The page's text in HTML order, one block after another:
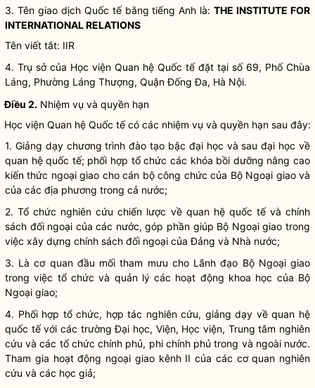
3. Tên giao dịch Quốc tế bằng tiếng Anh là:THE INSTITUTE FOR
INTERNATIONAL RELATIONS
Tên viết tắt: IIR
4. Trụ sở của Học viện Quan hệ Quốc tế đặt tại số 69, Phố Chùa
Láng, Phường Láng Thượng, Quận Đống Đa, Hà Nội.
Điều 2. Nhiệm vụ và quyền hạn
Học viện Quan hệ Quốc tế có các nhiệm vụ và quyền hạn sau đây:
1. Giảng dạy chương trình đào tạo bậc đại học và sau đại học về
quan hệ quốc tế; phối hợp tổ chức các khóa bồi dưỡng nâng cao
kiến thức ngoại giao cho cán bộ công chức của Bộ Ngoại giao và
của các địa phương trong cả nước;
2. Tổ chức nghiên cứu chiến lược về quan hệ quốc tế và chính
sách đối ngoại của các nước, góp phần giúp Bộ Ngoại giao trong
việc xây dựng chính sách đối ngoại của Đảng và Nhà nước;
3. Là cơ quan đầu mối tham mưu cho Lãnh đạo Bộ Ngoại giao
trong việc tổ chức và quản lý các hoạt động khoa học của Bộ
Ngoại giao;
4. Phối hợp tổ chức, hợp tác nghiên cứu, giảng dạy về quan hệ
quốc tế với các trường Đại học, Viện, Học viện, Trung tâm nghiên
cứu và các tổ chức chính phủ, phi chính phủ trong và ngoài nước.
Tham gia hoạt động ngoại giao kênh II của các cơ quan nghiên
cứu và các học giả;